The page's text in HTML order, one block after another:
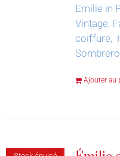
Emilie in
Vintage,
coiffure,
Ajouter au